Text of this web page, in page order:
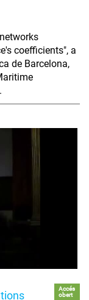
coefficients", a
de Barcelona,
Accés
obert